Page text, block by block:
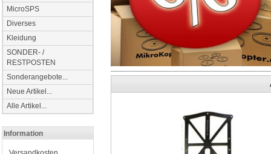
MicroSPS
Diverses
Kleidung
SONDER- /
RESTPOSTEN
Sonderangebote...
Neue Artikel...
Alle Artikel...
Information